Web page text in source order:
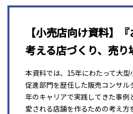
【小売店向け資料】
考える店づくり、売り
本資料では、15年にわたって大型
促進部門を歴任した販売コンサル
年のキャリアで実践してきた事例
愛される店舗を作るための考え方